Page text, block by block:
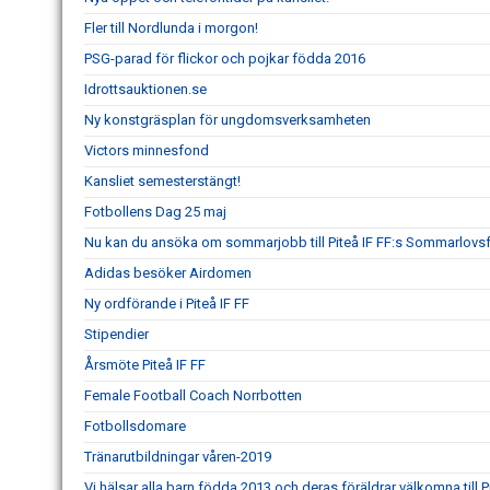
Fler till Nordlunda i morgon!
PSG-parad för flickor och pojkar födda 2016
Idrottsauktionen.se
Ny konstgräsplan för ungdomsverksamheten
Victors minnesfond
Kansliet semesterstängt!
Fotbollens Dag 25 maj
Nu kan du ansöka om sommarjobb till Piteå IF FF:s
Adidas besöker Airdomen
Ny ordförande i Piteå IF FF
Stipendier
Årsmöte Piteå IF FF
Female Football Coach Norrbotten
Fotbollsdomare
Tränarutbildningar våren-2019